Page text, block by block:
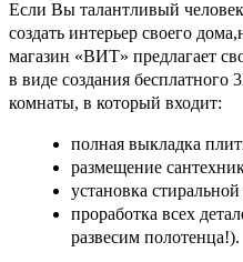
Если Вы талантливый
создать интерьер своего
магазин «ВИТ» предлагает
в виде создания бесплатного
комнаты, в который входит:
полная выкладка
размещение
установка
проработка всех
развесим полотенца!).